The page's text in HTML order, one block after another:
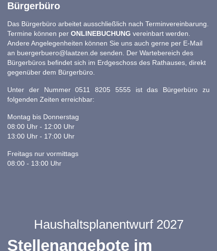
Bürgerbüro
Das Bürgerbüro arbeitet ausschließlich nach Terminvereinbarung.
Termine können per ONLINEBUCHUNG vereinbart werden.
Andere Angelegenheiten können Sie uns auch gerne per E-Mail
an buergerbuero@laatzen.de senden. Der Wartebereich des
Bürgerbüros befindet sich im Erdgeschoss des Rathauses, direkt
gegenüber dem Bürgerbüro.
Unter der Nummer 0511 8205 5555 ist das Bürgerbüro zu
folgenden Zeiten erreichbar:
Montag bis Donnerstag
08:00 Uhr - 12:00 Uhr
13:00 Uhr - 17:00 Uhr
Freitags nur vormittags
08:00 - 13:00 Uhr
Haushaltsplanentwurf 2027
Stellenangebote im